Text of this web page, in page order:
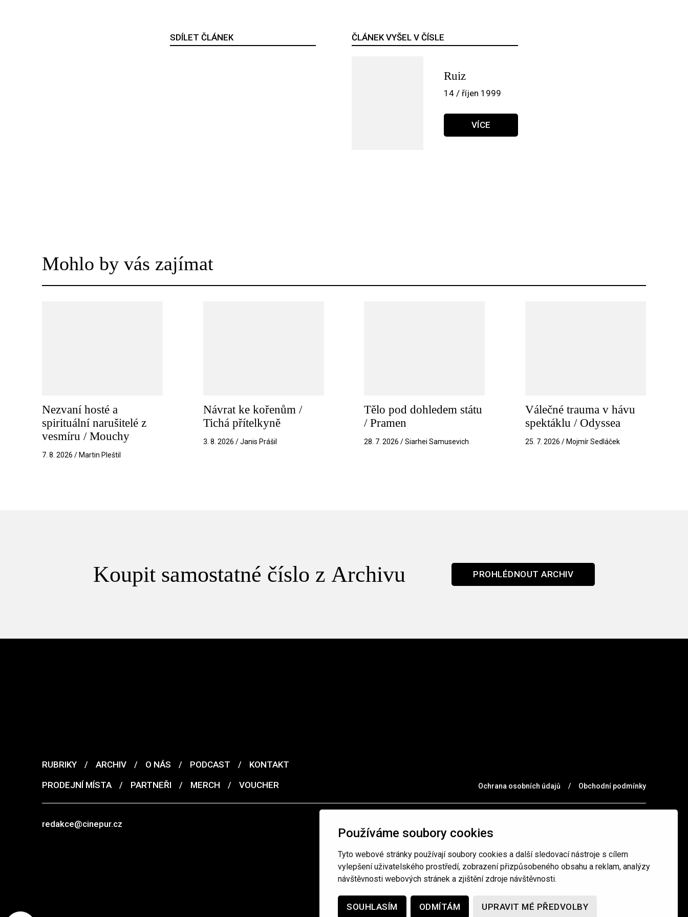
Používáme soubory cookies
Tyto webové stránky používají soubory cookies a další sledovací nástroje s cílem
vylepšení uživatelského prostředí, zobrazení přizpůsobeného obsahu a reklam, analýzy
návštěvnosti webových stránek a zjištění zdroje návštěvnosti.
SOUHLASÍM ODMÍTÁM UPRAVIT MÉ PŘEDVOLBY
SDÍLET ČLÁNEK ČLÁNEK VYŠEL V ČÍSLE
Ruiz
14 / říjen 1999
VÍCE
Mohlo by vás zajímat
Nezvaní hosté a
spirituální narušitelé z
vesmíru / Mouchy
7. 8. 2026 / Martin Pleštil
Návrat ke kořenům /
Tichá přítelkyně
3. 8. 2026 / Janis Prášil
Tělo pod dohledem státu
/ Pramen
28. 7. 2026 / Siarhei Samusevich
Válečné trauma v hávu
spektáklu / Odyssea
25. 7. 2026 / Mojmír Sedláček
Koupit samostatné číslo z Archivu PROHLÉDNOUT ARCHIV
RUBRIKY / ARCHIV / O NÁS / PODCAST /
KONTAKT
PRODEJNÍ MÍSTA
/ PARTNEŘI / MERCH / VOUCHER Ochrana osobních údajů / Obchodní podmínky
redakce@cinepur.cz